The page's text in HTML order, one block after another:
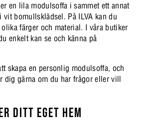
en lila modulsoffa i sammet ett annat
vit bomullsklädsel. På ILVA kan du
färger och material. I våra butiker
enkelt kan se och känna på
skapa en personlig modulsoffa, och
dig gärna om du har frågor eller vill
DITT EGET HEM